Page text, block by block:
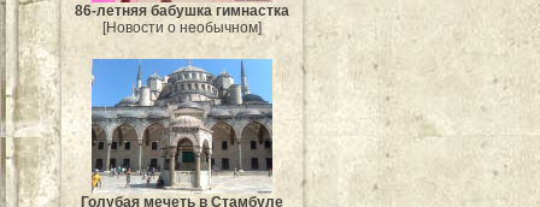
86-летняя бабушка гимнастка
[Новости о необычном]
Голубая мечеть в Стамбуле